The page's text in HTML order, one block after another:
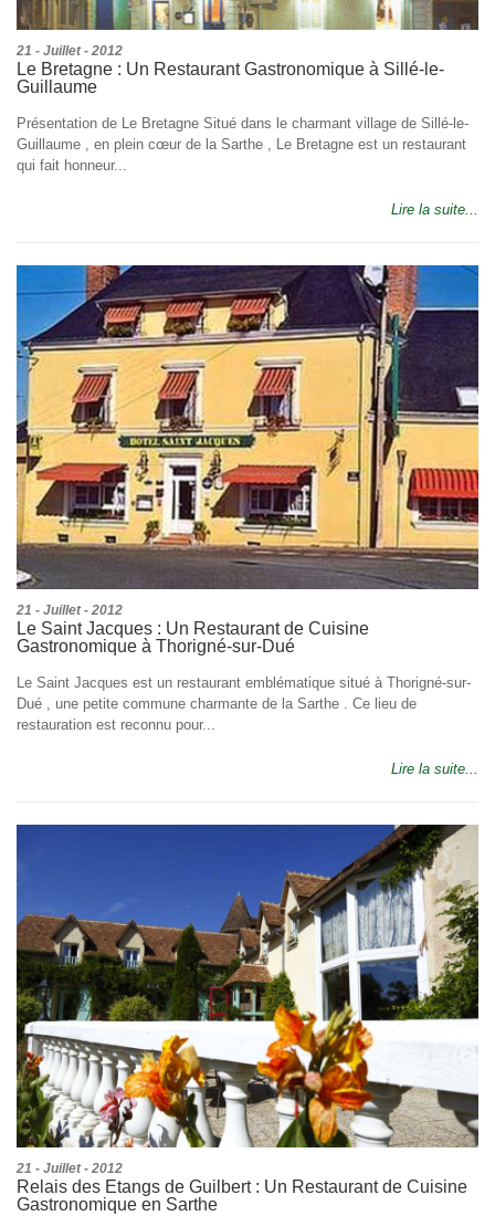
21 - Juillet - 2012
Le Bretagne : Un Restaurant Gastronomique à Sillé-le-
Guillaume
Présentation de Le Bretagne Situé dans le charmant village de Sillé-le-
Guillaume , en plein cœur de la Sarthe , Le Bretagne est un restaurant
qui fait honneur...
Lire la suite...
21 - Juillet - 2012
Le Saint Jacques : Un Restaurant de Cuisine
Gastronomique à Thorigné-sur-Dué
Le Saint Jacques est un restaurant emblématique situé à Thorigné-sur-
Dué , une petite commune charmante de la Sarthe . Ce lieu de
restauration est reconnu pour...
Lire la suite...
21 - Juillet - 2012
Relais des Etangs de Guilbert : Un Restaurant de Cuisine
Gastronomique en Sarthe